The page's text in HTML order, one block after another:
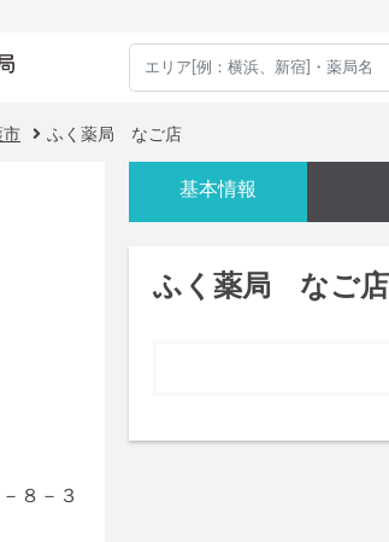
市 ふく薬局 なご店
８－３
基本情報
ふく薬局 なご店